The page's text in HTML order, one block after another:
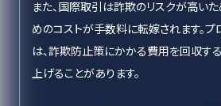
また、国際取引は詐欺のリスクが高い
めのコストが手数料に転嫁されます。
は、詐欺防止策にかかる費用を回収す
上げることがあります。